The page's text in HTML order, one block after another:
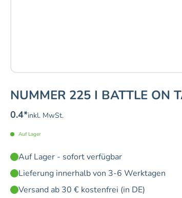
NUMMER 225 I BATTLE ON
0.4*inkl. MwSt.
Auf Lager
Auf Lager - sofort verfügbar
Lieferung innerhalb von 3-6 Werktagen
Versand ab 30 € kostenfrei (in DE)